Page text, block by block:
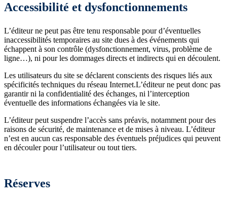
Accessibilité et dysfonctionnements
L’éditeur ne peut pas être tenu responsable pour d’éventuelles
inaccessibilités temporaires au site dues à des événements qui
échappent à son contrôle (dysfonctionnement, virus, problème de
ligne…), ni pour les dommages directs et indirects qui en découlent.
Les utilisateurs du site se déclarent conscients des risques liés aux
spécificités techniques du réseau Internet.L’éditeur ne peut donc pas
garantir ni la confidentialité des échanges, ni l’interception
éventuelle des informations échangées via le site.
L’éditeur peut suspendre l’accès sans préavis, notamment pour des
raisons de sécurité, de maintenance et de mises à niveau. L’éditeur
n’est en aucun cas responsable des éventuels préjudices qui peuvent
en découler pour l’utilisateur ou tout tiers.
Réserves